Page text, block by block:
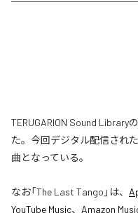
TERUGARION Sound Library
た。今回デジタル配信され
曲となっている。
なお「The Last Tango 」は、
YouTube Music、 Amazon